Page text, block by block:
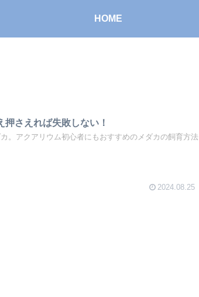
HOME
押さえれば失敗しない！
。アクアリウム初心者にもおすすめのメダカの飼育方法
2024.08.25